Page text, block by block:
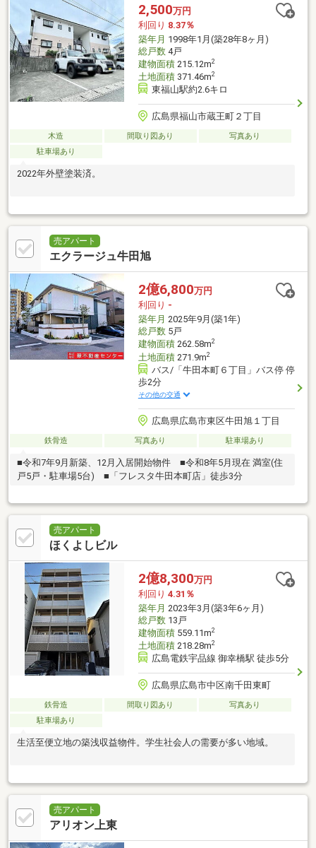
2,500万円
利回り 8.37％
築年月 1998年1月(築28年8ヶ月)
総戸数4戸
建物面積215.12m2
土地面積371.46m2
東福山駅約2.6キロ
広島県福山市蔵王町２丁目
木造 間取り図あり
写真あり
駐車場あり
2022年外壁塗装済。
売アパート
エクラージュ牛田旭
2億6,800万円
利回り -
築年月 2025年9月(築1年)
総戸数5戸
建物面積262.58m2
土地面積271.9m2
バス/「牛田本町６丁目」バス停 停
歩2分
その他の交通
広島県広島市東区牛田旭１丁目
鉄骨造 写真あり 駐車場あり
■令和7年9月新築、12月入居開始物件 ■令和8年5月現在 満室(住
戸5戸・駐車場5台) ■「フレスタ牛田本町店」徒歩3分
売アパート
ほくよしビル
2億8,300万円
利回り 4.31％
築年月 2023年3月(築3年6ヶ月)
総戸数13戸
建物面積559.11m2
土地面積218.28m2
広島電鉄宇品線 御幸橋駅 徒歩5分
広島県広島市中区南千田東町
鉄骨造 間取り図あり
写真あり
駐車場あり
生活至便立地の築浅収益物件。学生社会人の需要が多い地域。
売アパート
アリオン上東